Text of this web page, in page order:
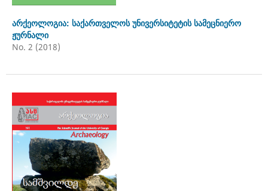
არქეოლოგია: საქართველოს უნივერსიტეტის სამეცნიერო
ჟურნალი
No. 2 (2018)